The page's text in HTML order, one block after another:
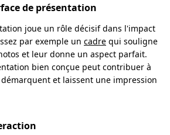
de présentation
joue un rôle décisif dans l'impact
par exemple un cadre qui souligne
et leur donne un aspect parfait.
bien conçue peut contribuer à
et laissent une impression